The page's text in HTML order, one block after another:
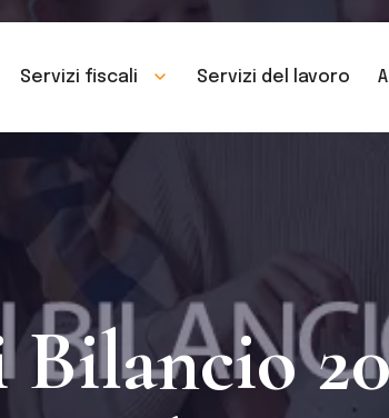
Servizi fiscali Servizi del lavoro
Bilancio